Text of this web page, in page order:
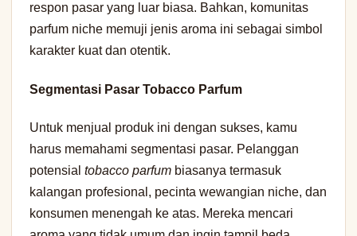
respon pasar yang luar biasa. Bahkan, komunitas
parfum niche memuji jenis aroma ini sebagai simbol
karakter kuat dan otentik.
Segmentasi Pasar Tobacco Parfum
Untuk menjual produk ini dengan sukses, kamu
harus memahami segmentasi pasar. Pelanggan
potensial tobacco parfum biasanya termasuk
kalangan profesional, pecinta wewangian niche, dan
konsumen menengah ke atas. Mereka mencari